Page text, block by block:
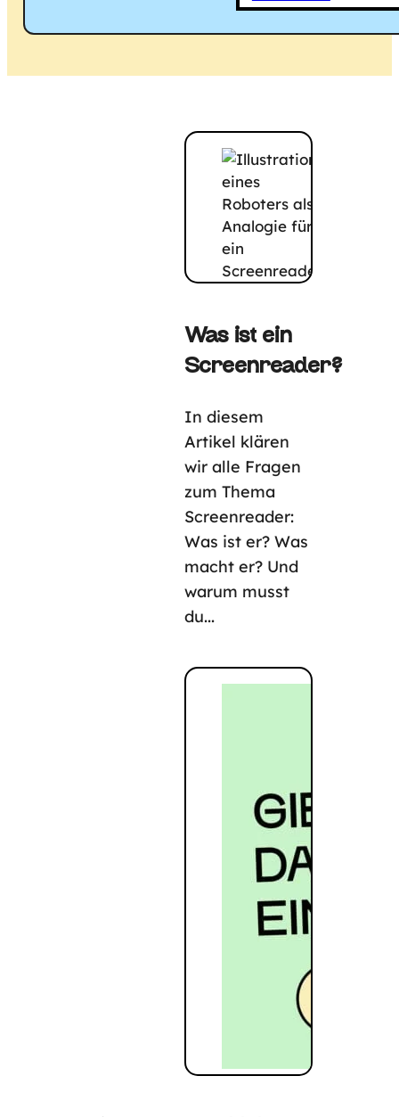
Was ist ein
Screenreader?
In diesem
Artikel klären
wir alle Fragen
zum Thema
Screenreader:
Was ist er? Was
macht er? Und
warum musst
du...